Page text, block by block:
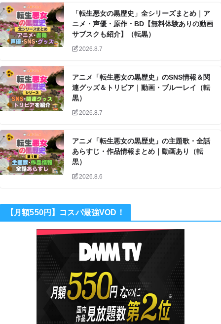
「転生悪女の黒歴史」全シリーズまとめ｜ア
ニメ・声優・原作・BD【無料体験ありの動画
サブスクも紹介】（転黒）
2026.8.7
アニメ「転生悪女の黒歴史」のSNS情報＆関
連グッズ＆トリビア｜動画・ブルーレイ（転
黒）
2026.8.7
アニメ「転生悪女の黒歴史」の主題歌・全話
あらすじ・作品情報まとめ｜動画あり（転
黒）
2026.8.6
【月額550円】コスパ最強VOD！